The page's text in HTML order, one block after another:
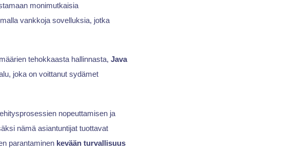
monimutkaisia
vankkoja sovelluksia, jotka
tehokkaasta hallinnasta, Java
joka on voittanut sydämet
nopeuttamisen ja
nämä asiantuntijat tuottavat
parantaminen kevään turvallisuus